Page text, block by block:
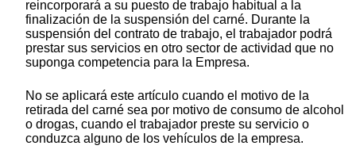
reincorporará a su puesto de trabajo habitual a la
finalización de la suspensión del carné. Durante la
suspensión del contrato de trabajo, el trabajador podrá
prestar sus servicios en otro sector de actividad que no
suponga competencia para la Empresa.
No se aplicará este artículo cuando el motivo de la
retirada del carné sea por motivo de consumo de alcohol
o drogas, cuando el trabajador preste su servicio o
conduzca alguno de los vehículos de la empresa.